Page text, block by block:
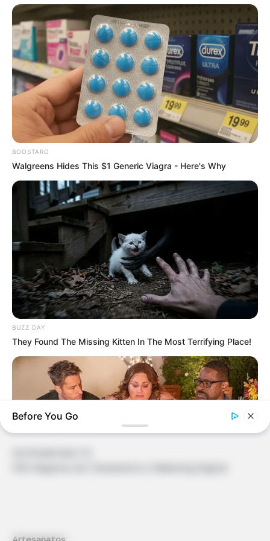
anonima há 15 anos
sempre é bom fazer uma escultura reciclavel,porque
o mundo hoje em dia não está serto com tantas
pessoas querendo acabar com o mundo,quando
jogamos uma folha de papel no chão não penssamos
como pode prejudiar o meio ambiente mais mesmo
assim ,varias pessoas lutão para ajudar o que ainda
temos de bom no nosso planeta,mais as esculturas
anna paula há 15 anos
lindoooss parabens !!!
clara de Assis há 13 anos
Essa técnica japonesa é linda.Parabéns.
vitor há 13 anos
gostei das escuturas me lembre no passado na china
BOOSTARO
Walgreens Hides This $1 Generic Viagra - Here's Why
BUZZ DAY
They Found The Missing Kitten In The Most Terrifying Place!
Before You Go